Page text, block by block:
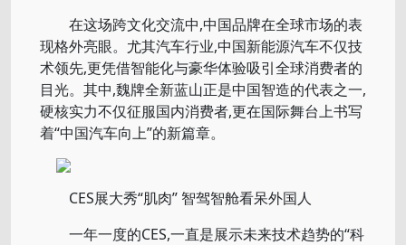
在这场跨文化交流中,中国品牌在全球市场的表
现格外亮眼。尤其汽车行业,中国新能源汽车不仅技
术领先,更凭借智能化与豪华体验吸引全球消费者的
目光。其中,魏牌全新蓝山正是中国智造的代表之一,
硬核实力不仅征服国内消费者,更在国际舞台上书写
着“中国汽车向上”的新篇章。
CES展大秀“肌肉” 智驾智舱看呆外国人
一年一度的CES,一直是展示未来技术趋势的“科